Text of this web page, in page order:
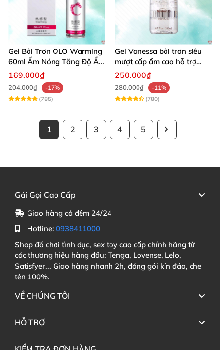
Gel Bôi Trơn OLO Warming
60ml Ấm Nóng Tăng Độ Ẩm
An Toàn
169.000₫
204.000₫
-17%
(785)
Gel Vanessa bôi trơn siêu
mượt cấp ẩm cao hỗ trợ
quan hệ ngọt ngào
250.000₫
280.000₫
-11%
(780)
1 2 3 4 5
Gái Gọi Cao Cấp
Giao hàng cả đêm 24/24
Hotline: 0938411000
Shop đồ chơi tình dục, sex toy cao cấp chính hãng từ
các thương hiệu hàng đầu: Tenga, Lovense, Lelo,
Satisfyer... Giao hàng nhanh 2h, đóng gói kín đáo, che
tên 100%.
VỀ CHÚNG TÔI
HỖ TRỢ